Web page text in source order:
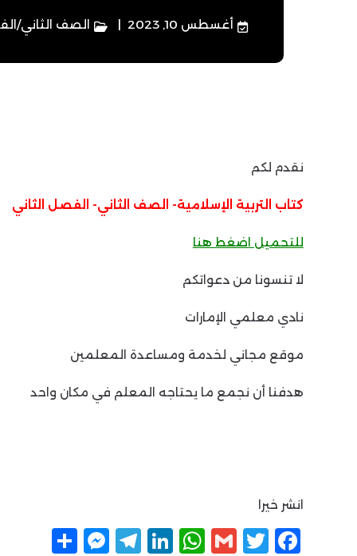
أغسطس 10, 2023 الصف الثاني/
نقدم لكم
كتاب التربية الإسلامية- الصف الثاني- الفصل الثاني
للتحميل اضغط هنا
لا تنسونا من دعواتكم
نادي معلمي الإمارات
موقع مجاني لخدمة ومساعدة المعلمين
هدفنا أن نجمع ما يحتاجه المعلم في مكان واحد
انشر خيرا
F
T
G
W
Li
T
M